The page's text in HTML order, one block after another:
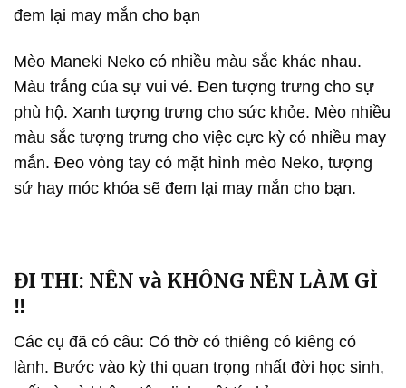
đem lại may mắn cho bạn
Mèo Maneki Neko có nhiều màu sắc khác nhau.
Màu trắng của sự vui vẻ. Đen tượng trưng cho sự
phù hộ. Xanh tượng trưng cho sức khỏe. Mèo nhiều
màu sắc tượng trưng cho việc cực kỳ có nhiều may
mắn. Đeo vòng tay có mặt hình mèo Neko, tượng
sứ hay móc khóa sẽ đem lại may mắn cho bạn.
ĐI THI: NÊN và KHÔNG NÊN LÀM GÌ
‼️
Các cụ đã có câu: Có thờ có thiêng có kiêng có
lành. Bước vào kỳ thi quan trọng nhất đời học sinh,